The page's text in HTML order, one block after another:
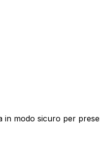
in modo sicuro per